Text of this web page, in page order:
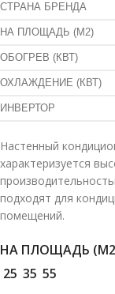
СТРАНА БРЕНДА
НА ПЛОЩАДЬ (М2)
ОБОГРЕВ (КВТ)
ОХЛАЖДЕНИЕ (КВТ)
ИНВЕРТОР
Настенный
характеризуется
подходят для
помещений.
НА ПЛОЩАДЬ
25 35 55